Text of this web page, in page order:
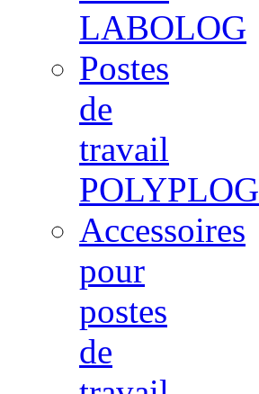
LABOLOG
Postes
de
travail
POLYPLOG
Accessoires
pour
postes
de